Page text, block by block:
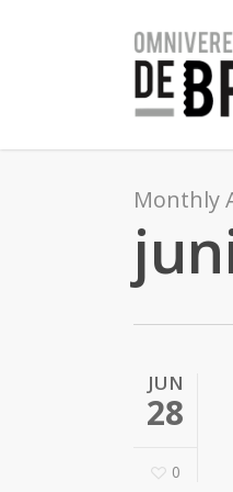
Monthly
JUN
28
0